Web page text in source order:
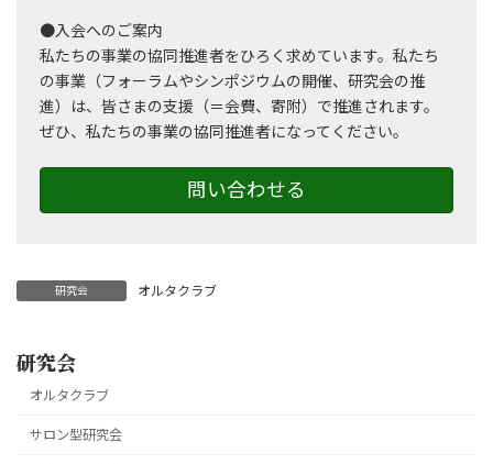
●入会へのご案内
私たちの事業の協同推進者をひろく求めています。私たち
の事業（フォーラムやシンポジウムの開催、研究会の推
進）は、皆さまの支援（＝会費、寄附）で推進されます。
ぜひ、私たちの事業の協同推進者になってください。
問い合わせる
研究会 オルタクラブ
研究会
オルタクラブ
サロン型研究会